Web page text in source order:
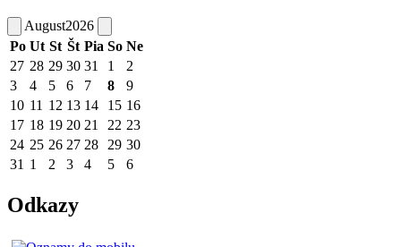
August2026
Po Ut St Št Pia So Ne
27 28 29 30 31 1
2
3
4 5 6 7 8
9
10 11 12 13 14 15 16
17 18 19 20 21 22 23
24 25 26 27 28 29 30
31 1 2 3 4 5 6
Odkazy